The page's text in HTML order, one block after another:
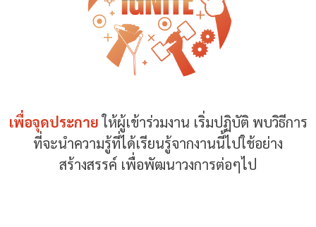
เพื่อจุดประกายให้ผู้เข้าร่วมงาน เริ่มปฏิบัติ พบวิธีการ
ที่จะนำความรู้ที่ได้เรียนรู้จากงานนี้ไปใช้อย่าง
สร้างสรรค์ เพื่อพัฒนาวงการต่อๆไป